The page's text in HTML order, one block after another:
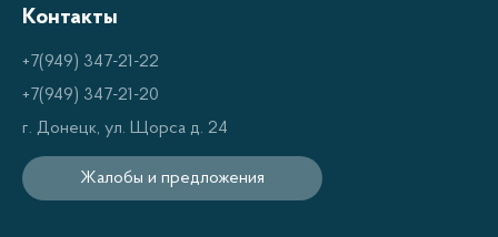
Контакты
+7(949) 347-21-22
+7(949) 347-21-20
г. Донецк, ул. Щорса д. 24
Жалобы и предложения